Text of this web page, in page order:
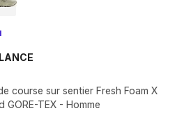
course sur sentier Fresh Foam X
GORE-TEX - Homme